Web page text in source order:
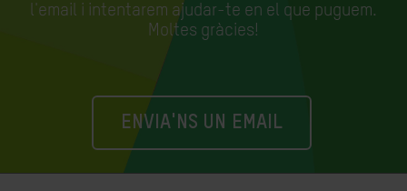
l'email i intentarem ajudar-te en el que puguem.
Moltes gràcies!
ENVIA'NS UN EMAIL